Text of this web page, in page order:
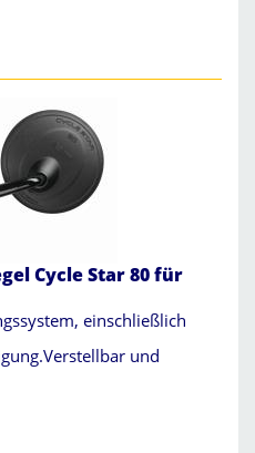
Cycle Star 80 für
einschließlich
und